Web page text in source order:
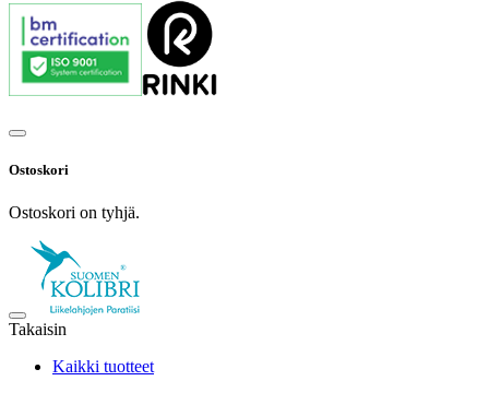
Ostoskori
Ostoskori on tyhjä.
Takaisin
Kaikki tuotteet